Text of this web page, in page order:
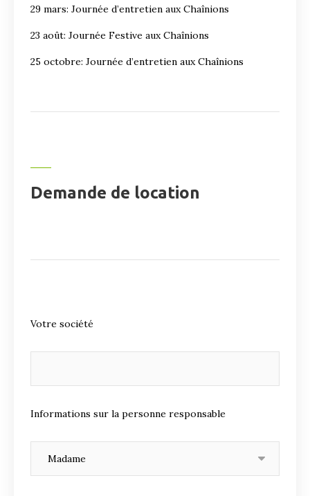
29 mars: Journée d’entretien aux Chaînions
23 août: Journée Festive aux Chaînions
25 octobre: Journée d’entretien aux Chaînions
Demande de location
Votre société
Informations sur la personne responsable